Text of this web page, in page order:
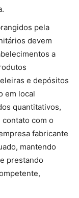
pela
devem
a
e depósitos
em local
quantitativos,
com o
fabricante
mantendo
prestando